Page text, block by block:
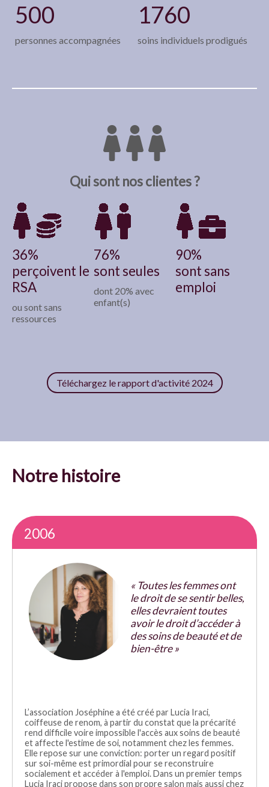
500
personnes accompagnées
1760
soins individuels prodigués
Qui sont nos clientes ?
36%
perçoivent le
RSA
ou sont sans
ressources
76%
sont seules
dont 20% avec
enfant(s)
90%
sont sans
emploi
Téléchargez le rapport d'activité 2024
Notre histoire
2006
« Toutes les femmes ont
le droit de se sentir belles,
elles devraient toutes
avoir le droit d’accéder à
des soins de beauté et de
bien-être »
L’association Joséphine a été créé par Lucia Iraci,
coiffeuse de renom, à partir du constat que la précarité
rend difficile voire impossible l'accès aux soins de beauté
et affecte l'estime de soi, notamment chez les femmes.
Elle repose sur une conviction: porter un regard positif
sur soi-même est primordial pour se reconstruire
socialement et accéder à l'emploi. Dans un premier temps
Lucia Iraci propose dans son propre salon mais aussi chez